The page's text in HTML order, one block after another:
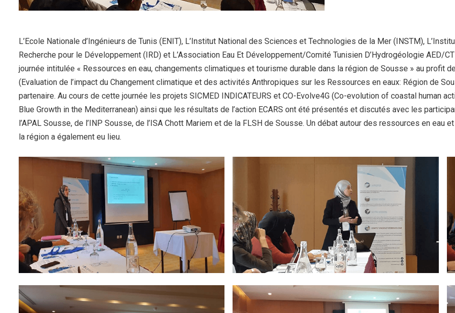
L’Ecole Nationale d’Ingénieurs de Tunis (ENIT), L’Institut National des Sciences et Technologies de la Mer (INSTM),
Recherche pour le Développement (IRD) et L’Association Eau Et Développement/Comité Tunisien D’Hydrogéologie AED/
journée intitulée « Ressources en eau, changements climatiques et tourisme durable dans la région de Sousse » au profit
(Evaluation de l’impact du Changement climatique et des activités Anthropiques sur les Ressources en eaux: Région de
partenaire. Au cours de cette journée les projets SICMED INDICATEURS et CO-Evolve4G (Co-evolution of coastal human
Blue Growth in the Mediterranean) ainsi que les résultats de l’action ECARS ont été présentés et discutés avec les
l’APAL Sousse, de l’INP Sousse, de l’ISA Chott Mariem et de la FLSH de Sousse. Un débat autour des ressources en
la région a également eu lieu.